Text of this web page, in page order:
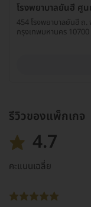
โรงพยาบาลยันฮี ศู
454 โรงพยาบาลยันฮี ถ
กรุงเทพมหานคร 10700
รีวิวของแพ็กเกจ
4.7
คะแนนเฉลี่ย